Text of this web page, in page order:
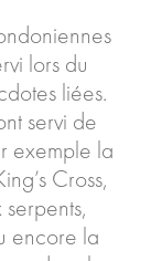
lors du
liées.
servi de
exemple la
Cross,
encore la